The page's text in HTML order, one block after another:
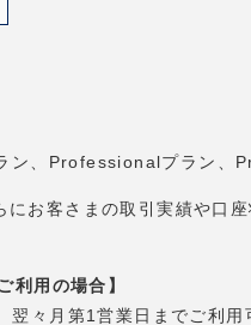
ン、Professionalプラン、
にお客さまの取引実績や
利用の場合】
々月第1営業日までご利